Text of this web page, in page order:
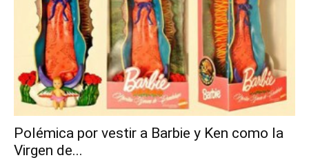
Polémica por vestir a Barbie y Ken como la
Virgen de...